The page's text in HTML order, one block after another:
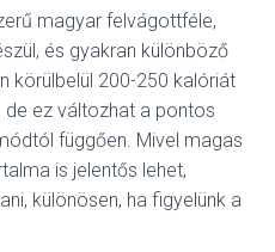
magyar felvágottféle,
és gyakran különböző
körülbelül 200-250 kalóriát
ez változhat a pontos
függően. Mivel magas
is jelentős lehet,
különösen, ha figyelünk a